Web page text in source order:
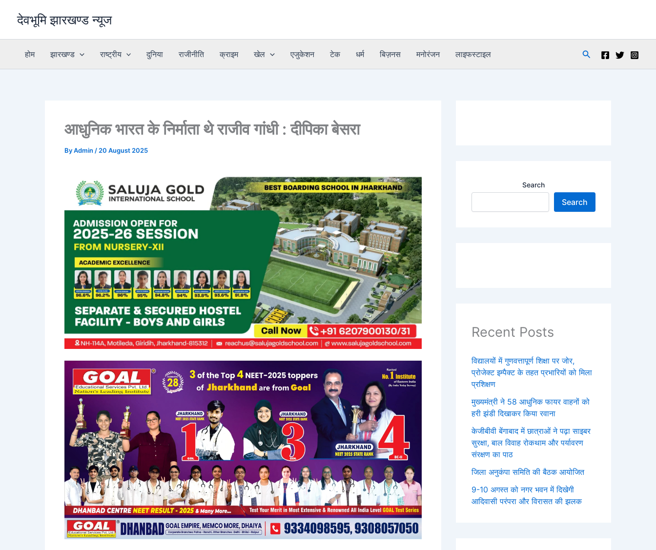
देवभूमि झारखण्ड न्यूज
होम झारखण्ड राष्ट्रीय दुनिया राजीनीति क्राइम खेल एजुकेशन टेक धर्म बिज़नस मनोरंजन लाइफस्टाइल Search
आधुनिक भारत के निर्माता थे राजीव गांधी : दीपिका बेसरा
ByAdmin / 20 August 2025
Search
Search
Recent Posts
विद्यालयों में गुणवत्तापूर्ण शिक्षा पर जोर,
प्रोजेक्ट इम्पैक्ट के तहत प्रभारियों को मिला
प्रशिक्षण
मुख्यमंत्री ने 58 आधुनिक फायर वाहनों को
हरी झंडी दिखाकर किया रवाना
केजीबीवी बेंगाबाद में छात्राओं ने पढ़ा साइबर
सुरक्षा, बाल विवाह रोकथाम और पर्यावरण
संरक्षण का पाठ
जिला अनुकंपा समिति की बैठक आयोजित
9-10 अगस्त को नगर भवन में दिखेगी
आदिवासी परंपरा और विरासत की झलक